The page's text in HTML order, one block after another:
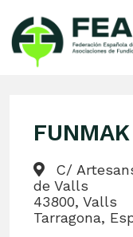
content
Asociaciones
Fundidores
FUNMAK
C/
de Valls
43800, Valls
Tarragona,